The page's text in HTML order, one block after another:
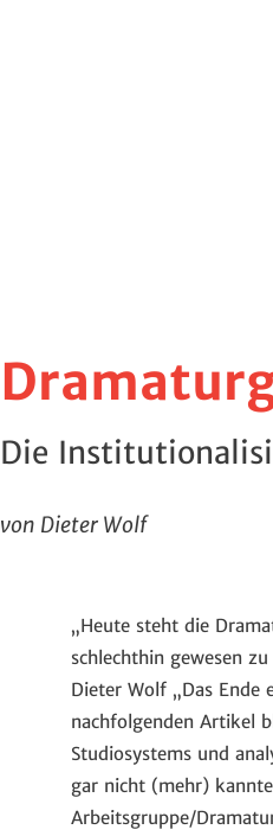
Die
von Dieter Wolf
„Heute steht die
schlechthin gewesen
Dieter Wolf „Das
nachfolgenden Artikel
Studiosystems und
gar nicht (mehr)
Arbeitsgruppe/